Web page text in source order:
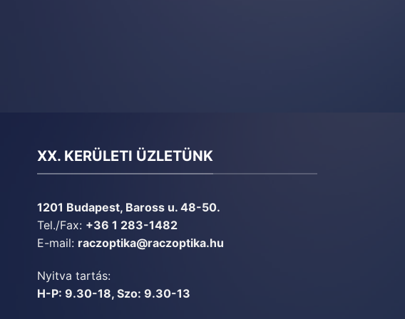
XX. KERÜLETI ÜZLETÜNK
1201 Budapest, Baross u. 48-50.
Tel./Fax: +36 1 283-1482
E-mail: raczoptika@raczoptika.hu
Nyitva tartás:
H-P: 9.30-18, Szo: 9.30-13